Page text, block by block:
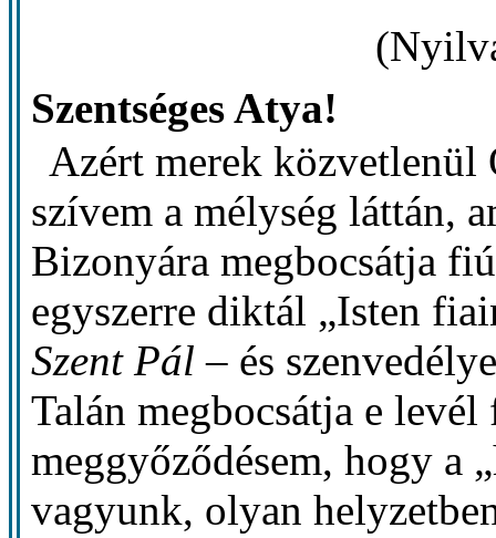
Szentséges Atya!
Azért merek
szívem a mélység láttán,
Bizonyára megbocsátja
egyszerre diktál „Isten
Szent Pál – és
Talán megbocsátja e
meggyőződésem, hogy a
vagyunk, olyan